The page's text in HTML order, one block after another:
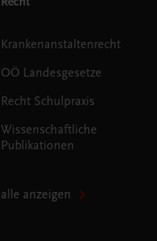
Krankenanstaltenrecht
OÖ Landesgesetze
Recht Schulpraxis
Wissenschaftliche
Publikationen
alle anzeigen